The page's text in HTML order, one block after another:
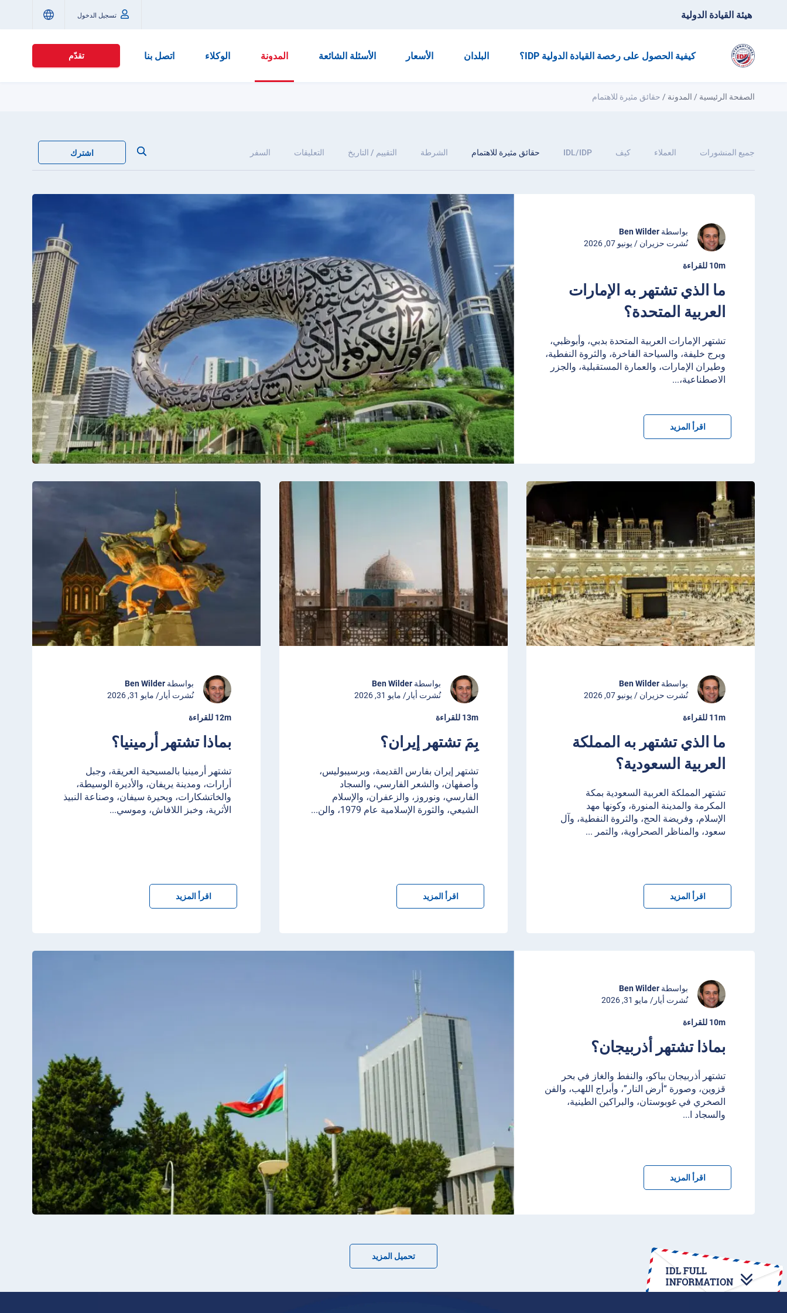
هيئة القيادة الدولية تسجيل الدخول
كيفية الحصول على رخصة القيادة الدولية IDP؟ البلدان الأسعار الأسئلة الشائعة المدونة الوكلاء اتصل بنا تقدّم
الصفحة الرئيسية / المدونة / حقائق مثيرة للاهتمام
جميع المنشورات العملاء كيف IDL/IDP حقائق مثيرة للاهتمام الشرطة التقييم / التاريخ التعليقات السفر اشترك
بواسطة Ben Wilder
نُشرت حزيران / يونيو 07, 2026
10m للقراءة
ما الذي تشتهر به الإمارات
العربية المتحدة؟
تشتهر الإمارات العربية المتحدة بدبي، وأبوظبي،
وبرج خليفة، والسياحة الفاخرة، والثروة النفطية،
وطيران الإمارات، والعمارة المستقبلية، والجزر
الاصطناعية،...
اقرأ المزيد
بواسطة Ben Wilder
نُشرت حزيران / يونيو 07, 2026
11m للقراءة
ما الذي تشتهر به المملكة
العربية السعودية؟
تشتهر المملكة العربية السعودية بمكة
المكرمة والمدينة المنورة، وكونها مهد
الإسلام، وفريضة الحج، والثروة النفطية، وآل
سعود، والمناظر الصحراوية، والتمر ...
اقرأ المزيد
بواسطة Ben Wilder
نُشرت أيار/ مايو 31, 2026
13m للقراءة
بِمَ تشتهر إيران؟
تشتهر إيران بفارس القديمة، وبرسيبوليس،
وأصفهان، والشعر الفارسي، والسجاد
الفارسي، ونوروز، والزعفران، والإسلام
الشيعي، والثورة الإسلامية عام 1979، والن
...
اقرأ المزيد
بواسطة Ben Wilder
نُشرت أيار/ مايو 31, 2026
12m للقراءة
بماذا تشتهر أرمينيا؟
تشتهر أرمينيا بالمسيحية العريقة، وجبل
أرارات، ومدينة يريفان، والأديرة الوسيطة،
والخاتشكارات، وبحيرة سيفان، وصناعة النبيذ
الأثرية، وخبز اللافاش، وموسي...
اقرأ المزيد
بواسطة Ben Wilder
نُشرت أيار/ مايو 31, 2026
10m للقراءة
بماذا تشتهر أذربيجان؟
تشتهر أذربيجان بباكو، والنفط والغاز في بحر
قزوين، وصورة “أرض النار”، وأبراج اللهب، والفن
الصخري في غوبوستان، والبراكين الطينية،
والسجاد ا...
اقرأ المزيد
تحميل المزيد